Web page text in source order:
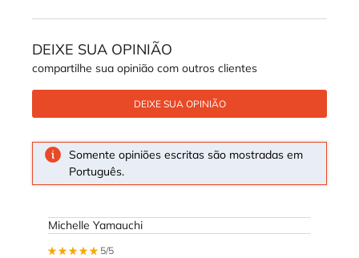
DEIXE SUA OPINIÃO
compartilhe sua opinião com outros clientes
DEIXE SUA OPINIÃO
Somente opiniões escritas são mostradas em
Português.
Michelle Yamauchi
5 out of 5 stars.
5/5